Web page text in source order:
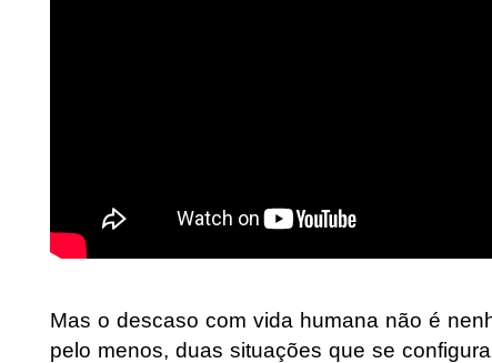
Mas o descaso com vida humana não é
pelo menos, duas situações que se